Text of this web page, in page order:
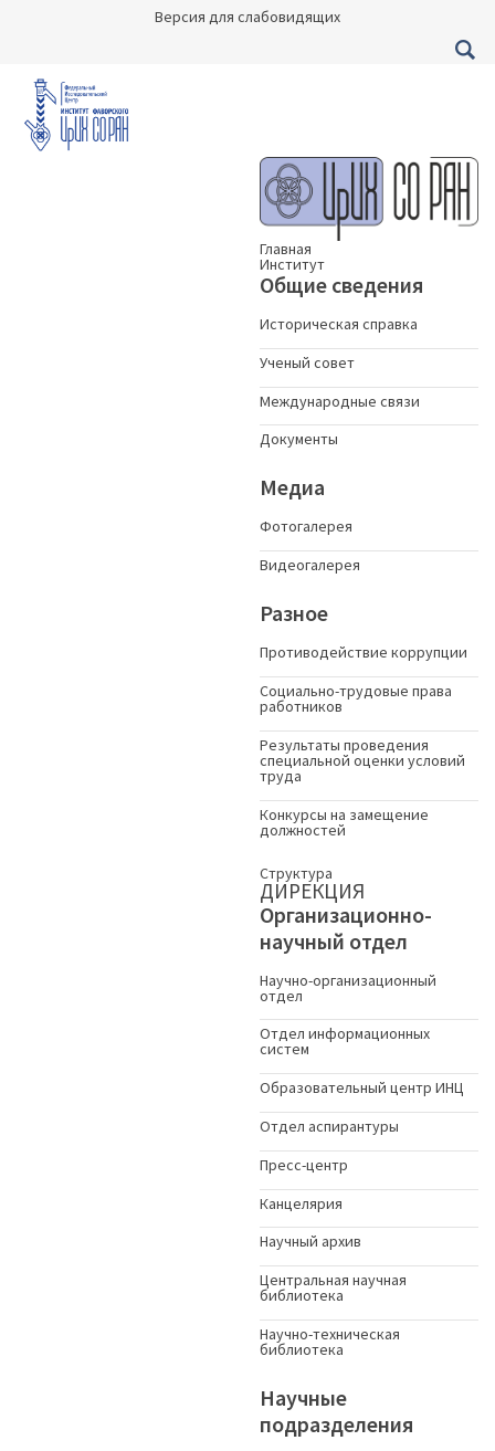
Версия для слабовидящих
Главная
Институт
Общие сведения
Историческая справка
Ученый совет
Международные связи
Документы
Медиа
Фотогалерея
Видеогалерея
Разное
Противодействие коррупции
Социально-трудовые права
работников
Результаты проведения
специальной оценки условий
труда
Конкурсы на замещение
должностей
Структура
ДИРЕКЦИЯ
Организационно-
научный отдел
Научно-организационный
отдел
Отдел информационных
систем
Образовательный центр ИНЦ
Отдел аспирантуры
Пресс-центр
Канцелярия
Научный архив
Центральная научная
библиотека
Научно-техническая
библиотека
Научные
подразделения